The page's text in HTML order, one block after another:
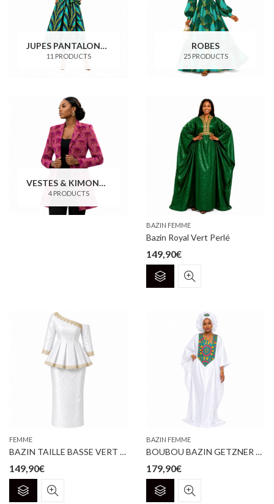
JUPES PANTALONS SHORTS
11 PRODUCTS
ROBES
25 PRODUCTS
VESTES & KIMONOS
4 PRODUCTS
BAZIN FEMME
Bazin Royal Vert Perlé
149,90€
produit
plusieurs
variations.
options
peuvent
du
FEMME
BAZIN TAILLE BASSE VERT ANIS
149,90€
produit
BAZIN FEMME
BOUBOU BAZIN GETZNER BLANC & BRODERIES
179,90€
produit